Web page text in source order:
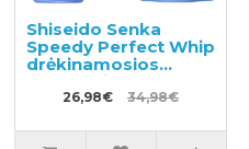
Shiseido Senka
Speedy Perfect Whip
drėkinamosios
valomosios putos su
hialurono rūgštimi
130ml
26,98€ 34,98€